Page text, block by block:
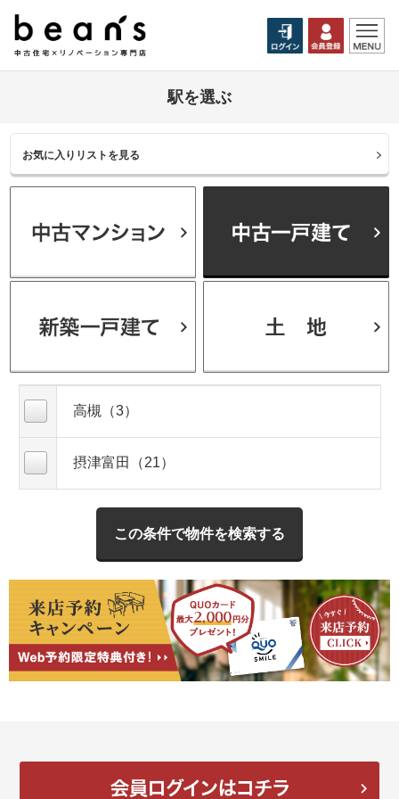
駅を選ぶ
お気に入りリストを見る
高槻（3）
摂津富田（21）